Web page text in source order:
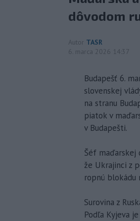
dôvodom
Autor TASR
6. marca 2026 14:37
Budapešť 6.
slovenskej
na stranu
piatok v
v Budapešti.
Šéf maďarskej
že Ukrajinci z
ropnú blokádu
Surovina z
Podľa Kyjeva